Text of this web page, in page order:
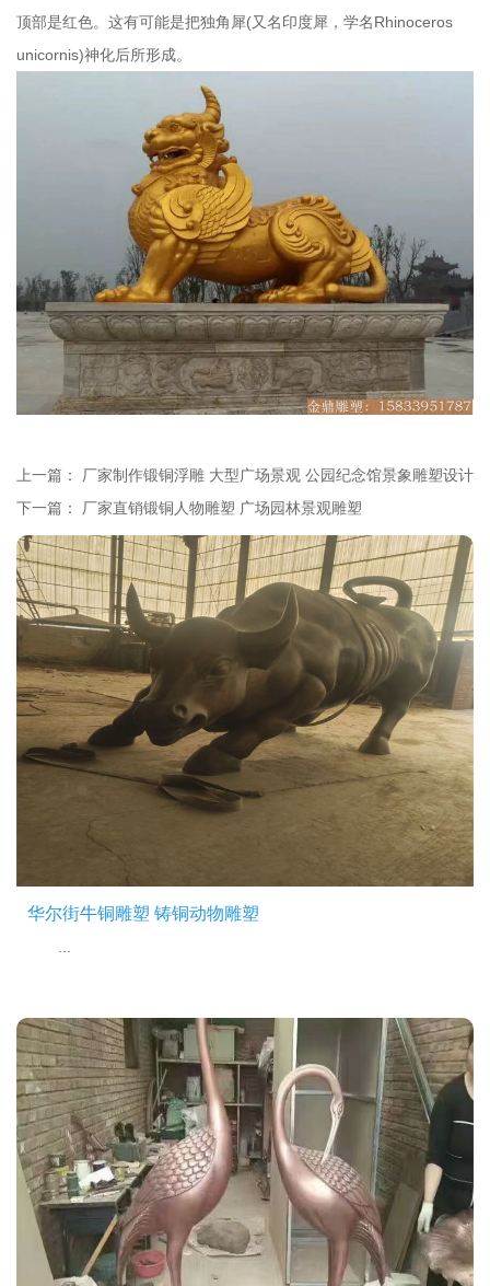
顶部是红色。这有可能是把独角犀(又名印度犀，学名Rhinoceros
unicornis)神化后所形成。
上一篇： 厂家制作锻铜浮雕 大型广场景观 公园纪念馆景象雕塑设计
下一篇： 厂家直销锻铜人物雕塑 广场园林景观雕塑
华尔街牛铜雕塑 铸铜动物雕塑
...